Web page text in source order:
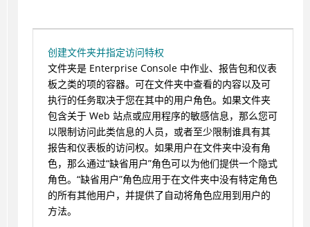
创建文件夹并指定访问特权
文件夹是 Enterprise Console 中作业、报告包和仪表
板之类的项的容器。可在文件夹中查看的内容以及可
执行的任务取决于您在其中的用户角色。如果文件夹
包含关于 Web 站点或应用程序的敏感信息，那么您可
以限制访问此类信息的人员，或者至少限制谁具有其
报告和仪表板的访问权。如果用户在文件夹中没有角
色，那么通过“缺省用户”角色可以为他们提供一个隐式
角色。“缺省用户”角色应用于在文件夹中没有特定角色
的所有其他用户，并提供了自动将角色应用到用户的
方法。